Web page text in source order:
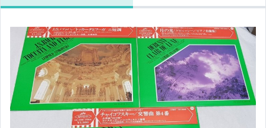
。日本銅製物。
。日本錫製品。
。日本木製品。
。日本竹製品。